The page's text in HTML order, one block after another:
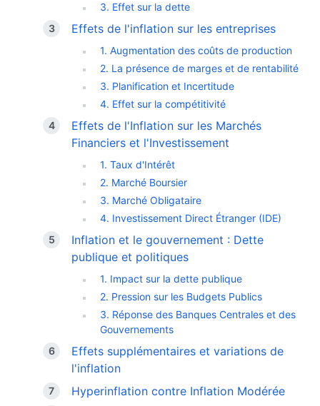
3. Effet sur la dette
Effets de l'inflation sur les entreprises
1. Augmentation des coûts de production
2. La présence de marges et de rentabilité
3. Planification et Incertitude
4. Effet sur la compétitivité
Effets de l'Inflation sur les Marchés
Financiers et l'Investissement
1. Taux d'Intérêt
2. Marché Boursier
3. Marché Obligataire
4. Investissement Direct Étranger (IDE)
Inflation et le gouvernement : Dette
publique et politiques
1. Impact sur la dette publique
2. Pression sur les Budgets Publics
3. Réponse des Banques Centrales et des
Gouvernements
Effets supplémentaires et variations de
l'inflation
Hyperinflation contre Inflation Modérée